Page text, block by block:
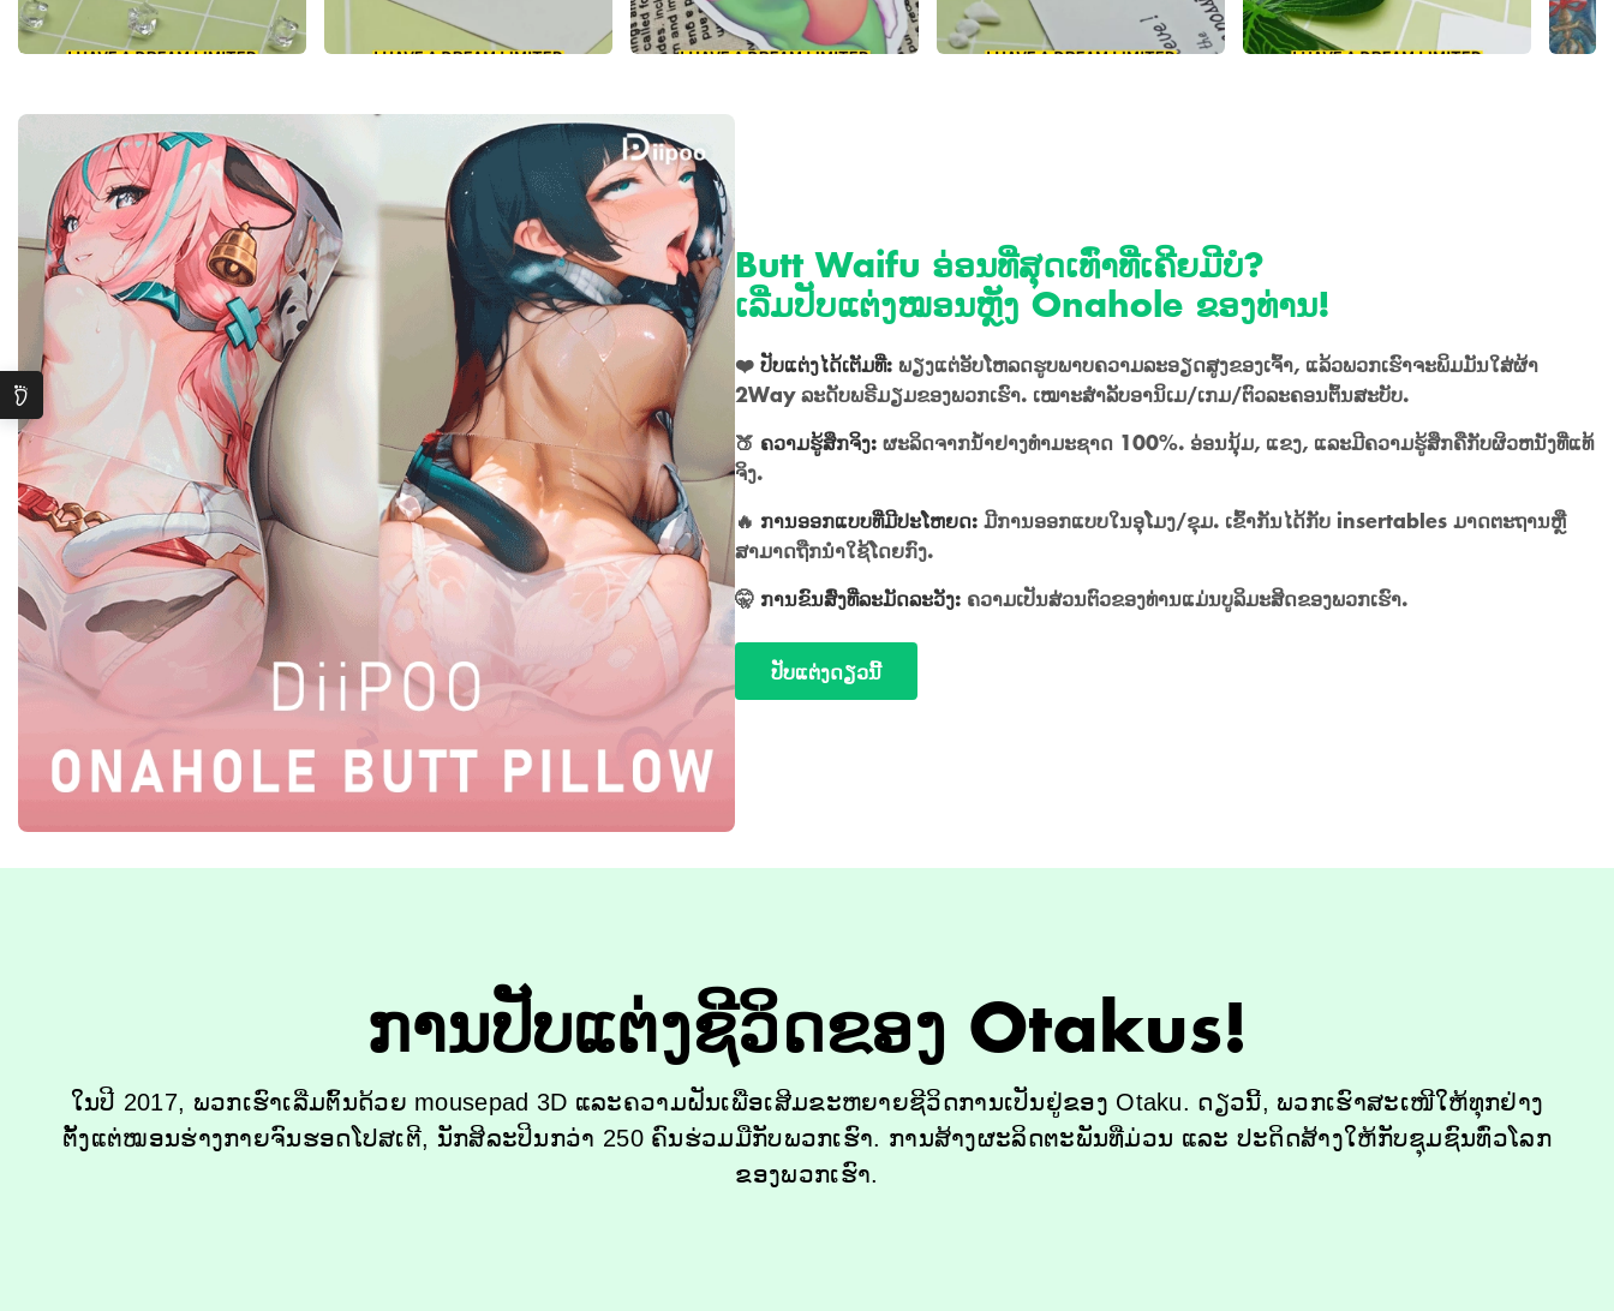
Butt Waifu ອ່ອນທີ່ສຸດເທົ່າທີ່ເຄີຍມີບໍ?
ເລີ່ມປັບແຕ່ງໝອນຫຼັງ Onahole ຂອງທ່ານ!
❤️ປັບແຕ່ງໄດ້ເຕັມທີ່: ພຽງແຕ່ອັບໂຫລດຮູບພາບຄວາມລະອຽດສູງຂອງເຈົ້າ, ແລ້ວພວກເຮົາຈະພິມມັນໃສ່ຜ້າ
2Way ລະດັບພຣີມຽມຂອງພວກເຮົາ. ເໝາະສຳລັບອານິເມ/ເກມ/ຕົວລະຄອນຕົ້ນສະບັບ.
🍑 ຄວາມຮູ້ສຶກຈິງ: ຜະລິດຈາກນ້ຳຢາງທຳມະຊາດ 100%. ອ່ອນນຸ້ມ, ແຂງ, ແລະມີຄວາມຮູ້ສຶກຄືກັບຜິວຫນັງທີ່ແທ້
ຈິງ.
🔥 ການອອກແບບທີ່ມີປະໂຫຍດ: ມີການອອກແບບໃນອຸໂມງ/ຂຸມ. ເຂົ້າກັນໄດ້ກັບ insertables ມາດຕະຖານຫຼື
ສາມາດຖືກນໍາໃຊ້ໂດຍກົງ.
🤫 ການຂົນສົ່ງທີ່ລະມັດລະວັງ: ຄວາມເປັນສ່ວນຕົວຂອງທ່ານແມ່ນບູລິມະສິດຂອງພວກເຮົາ.
ປັບແຕ່ງດຽວນີ້
ການປັບແຕ່ງຊີວິດຂອງ Otakus!
ໃນປີ 2017, ພວກເຮົາເລີ່ມຕົ້ນດ້ວຍ mousepad 3D ແລະຄວາມຝັນເພື່ອເສີມຂະຫຍາຍຊີວິດການເປັນຢູ່ຂອງ Otaku. ດຽວນີ້, ພວກເຮົາສະເໜີໃຫ້ທຸກຢ່າງ
ຕັ້ງແຕ່ໝອນຮ່າງກາຍຈົນຮອດໂປສເຕີ, ນັກສິລະປິນກວ່າ 250 ຄົນຮ່ວມມືກັບພວກເຮົາ. ການສ້າງຜະລິດຕະພັນທີ່ມ່ວນ ແລະ ປະດິດສ້າງໃຫ້ກັບຊຸມຊົນທົ່ວໂລກ
ຂອງພວກເຮົາ.